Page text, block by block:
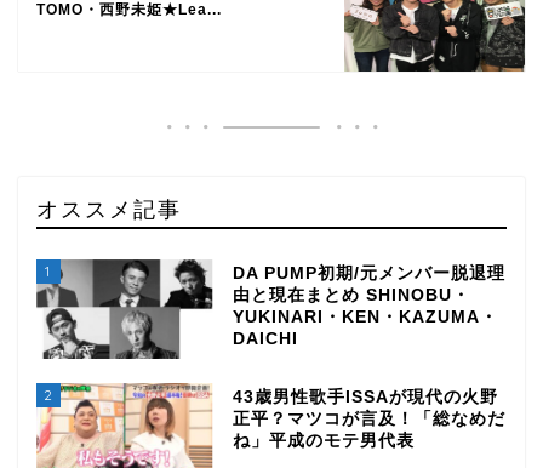
TOMO・西野未姫★Lea...
オススメ記事
1
DA PUMP初期/元メンバー脱退理
由と現在まとめ SHINOBU・
YUKINARI・KEN・KAZUMA・
DAICHI
2
43歳男性歌手ISSAが現代の火野
正平？マツコが言及！「総なめだ
ね」平成のモテ男代表